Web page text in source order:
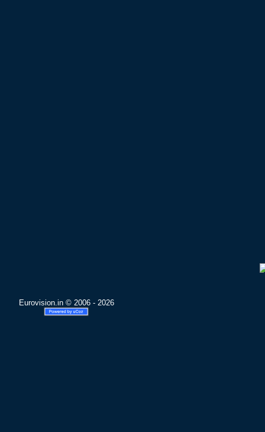
Eurovision.in © 2006 - 2026